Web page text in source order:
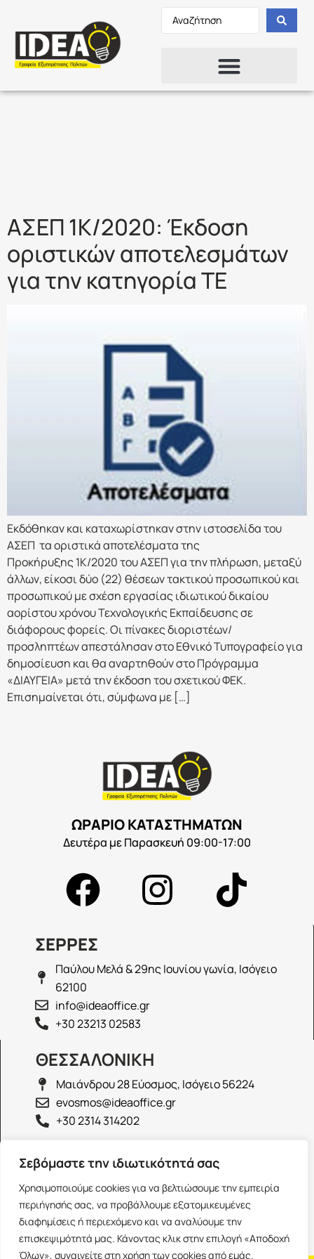
Σεβόμαστε την ιδιωτικότητά σας
Χρησιμοποιούμε cookies για να βελτιώσουμε την εμπειρία
περιήγησής σας, να προβάλλουμε εξατομικευμένες
διαφημίσεις ή περιεχόμενο και να αναλύουμε την
επισκεψιμότητά μας. Κάνοντας κλικ στην επιλογή «Αποδοχή
Όλων», συναινείτε στη χρήση των cookies από εμάς.
ΑΣΕΠ 1Κ/2020: Έκδοση
οριστικών αποτελεσμάτων
για την κατηγορία ΤΕ
Εκδόθηκαν και καταχωρίστηκαν στην ιστοσελίδα του
ΑΣΕΠ τα οριστικά αποτελέσματα της
Προκήρυξης 1Κ/2020 του ΑΣΕΠ για την πλήρωση, μεταξύ
άλλων, είκοσι δύο (22) θέσεων τακτικού προσωπικού και
προσωπικού με σχέση εργασίας ιδιωτικού δικαίου
αορίστου χρόνου Τεχνολογικής Εκπαίδευσης σε
διάφορους φορείς. Οι πίνακες διοριστέων/
προσληπτέων απεστάλησαν στο Εθνικό Τυπογραφείο για
δημοσίευση και θα αναρτηθούν στο Πρόγραμμα
«ΔΙΑΥΓΕΙΑ» μετά την έκδοση του σχετικού ΦΕΚ.
Επισημαίνεται ότι, σύμφωνα με […]
ΩΡΑΡΙΟ ΚΑΤΑΣΤΗΜΑΤΩΝ
Δευτέρα με Παρασκευή 09:00-17:00
ΣΕΡΡΕΣ
Παύλου Μελά & 29ης Ιουνίου γωνία, Ισόγειο
62100
info@ideaoffice.gr
+30 23213 02583
ΘΕΣΣΑΛΟΝΙΚΗ
Μαιάνδρου 28 Εύοσμος, Ισόγειο 56224
evosmos@ideaoffice.gr
+30 2314 314202
ΙΩΑΝΝΙΝΑ
Γεώργιου Καραϊσκάκη 38, Ισόγειο 45444
ioannina@ideaoffice.gr
+30 26516 08616